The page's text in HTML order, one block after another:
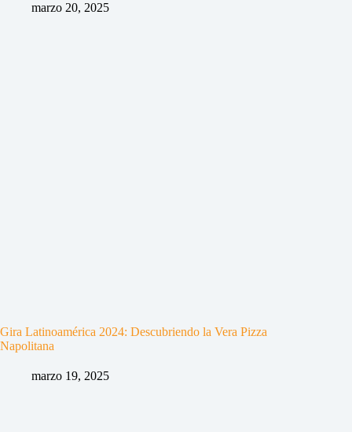
marzo 20, 2025
Gira Latinoamérica 2024: Descubriendo la Vera Pizza
Napolitana
marzo 19, 2025